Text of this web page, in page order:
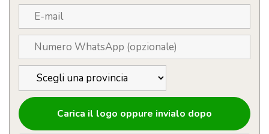
Carica il logo oppure invialo dopo